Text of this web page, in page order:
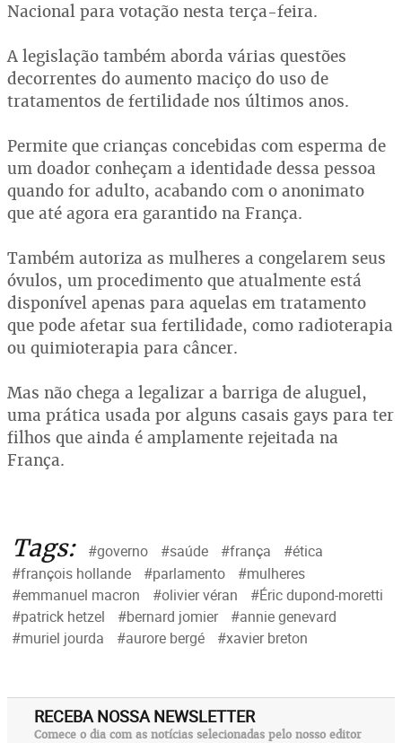
Nacional para votação nesta terça-feira.
A legislação também aborda várias questões
decorrentes do aumento maciço do uso de
tratamentos de fertilidade nos últimos anos.
Permite que crianças concebidas com esperma de
um doador conheçam a identidade dessa pessoa
quando for adulto, acabando com o anonimato
que até agora era garantido na França.
Também autoriza as mulheres a congelarem seus
óvulos, um procedimento que atualmente está
disponível apenas para aquelas em tratamento
que pode afetar sua fertilidade, como radioterapia
ou quimioterapia para câncer.
Mas não chega a legalizar a barriga de aluguel,
uma prática usada por alguns casais gays para ter
filhos que ainda é amplamente rejeitada na
França.
Tags: #governo #saúde #frança
#ética
#françois hollande
#parlamento
#mulheres
#emmanuel macron
#olivier véran
#Éric dupond-moretti
#patrick hetzel
#bernard jomier
#annie genevard
#muriel jourda
#aurore bergé #xavier breton
RECEBA NOSSA NEWSLETTER
Comece o dia com as notícias selecionadas pelo nosso editor